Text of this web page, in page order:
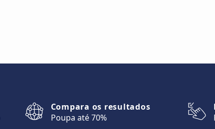
Compara os resultados
Poupa até 70%